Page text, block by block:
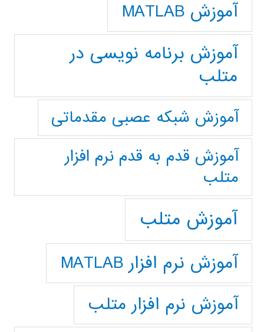
آموزش MATLAB
آموزش برنامه نویسی در
متلب
آموزش شبکه عصبی مقدماتی
آموزش قدم به قدم نرم افزار
متلب
آموزش متلب
آموزش نرم افزار MATLAB
آموزش نرم افزار متلب